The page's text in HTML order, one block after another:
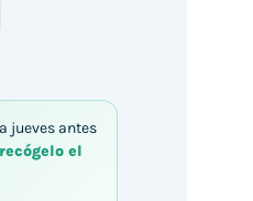
jueves antes
recógelo el